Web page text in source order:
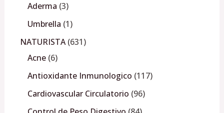
Aderma 3
Umbrella 1
NATURISTA 631
Acne 6
Antioxidante Inmunologico 117
Cardiovascular Circulatorio 96